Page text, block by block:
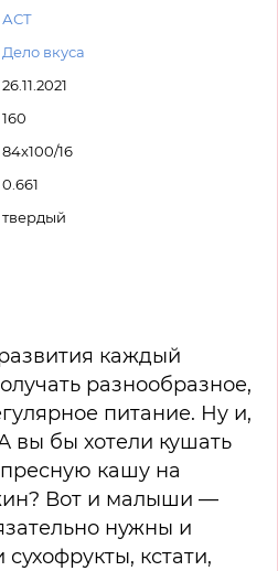
АСТ
Дело вкуса
26.11.2021
160
84x100/16
0.661
твердый
каждый
разнообразное,
питание. Ну и,
вы бы хотели кушать
кашу на
Вот и малыши —
нужны и
кстати,